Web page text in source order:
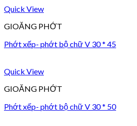
Quick View
GIOĂNG PHỚT
Phớt xếp- phớt bộ chữ V 30 * 45
Quick View
GIOĂNG PHỚT
Phớt xếp- phớt bộ chữ V 30 * 50